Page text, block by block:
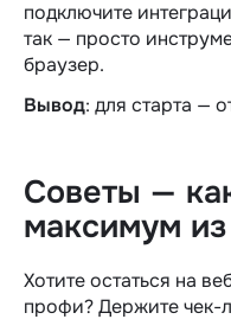
подключите
так — просто
браузер.
Вывод: для старта —
Советы —
максимум
Хотите остаться на
профи? Держите чек-